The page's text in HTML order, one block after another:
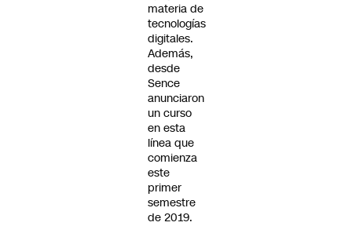
materia de
tecnologías
digitales.
Además,
desde
Sence
anunciaron
un curso
en esta
línea que
comienza
este
primer
semestre
de 2019.